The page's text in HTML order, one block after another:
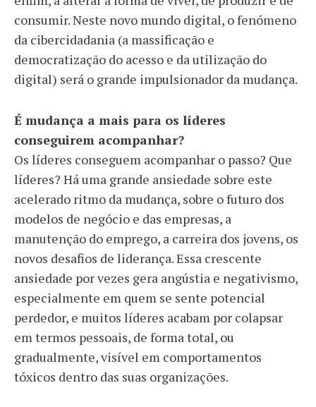
consumir. Neste novo mundo digital, o fenómeno
da cibercidadania (a massificação e
democratização do acesso e da utilização do
digital) será o grande impulsionador da mudança.
É mudança a mais para os líderes
conseguirem acompanhar?
Os líderes conseguem acompanhar o passo? Que
líderes? Há uma grande ansiedade sobre este
acelerado ritmo da mudança, sobre o futuro dos
modelos de negócio e das empresas, a
manutenção do emprego, a carreira dos jovens, os
novos desafios de liderança. Essa crescente
ansiedade por vezes gera angústia e negativismo,
especialmente em quem se sente potencial
perdedor, e muitos líderes acabam por colapsar
em termos pessoais, de forma total, ou
gradualmente, visível em comportamentos
tóxicos dentro das suas organizações.